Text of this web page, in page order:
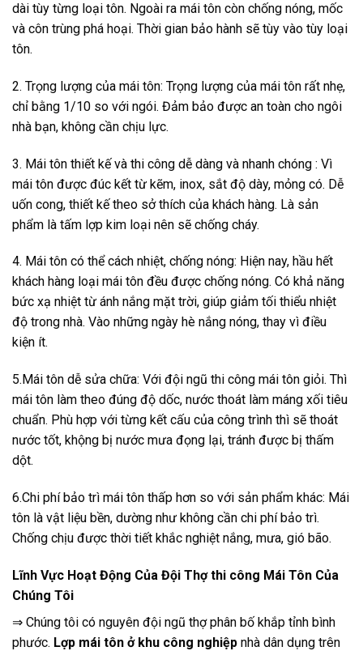
dài tùy từng loại tôn. Ngoài ra mái tôn còn chống nóng, mốc
và côn trùng phá hoại. Thời gian bảo hành sẽ tùy vào tùy loại
tôn.
2. Trọng lượng của mái tôn: Trọng lượng của mái tôn rất nhẹ,
chỉ bằng 1/10 so với ngói. Đảm bảo được an toàn cho ngôi
nhà bạn, không cần chịu lực.
3. Mái tôn thiết kế và thi công dễ dàng và nhanh chóng : Vì
mái tôn được đúc kết từ kẽm, inox, sắt độ dày, mỏng có. Dễ
uốn cong, thiết kế theo sở thích của khách hàng. Là sản
phẩm là tấm lợp kim loại nên sẽ chống cháy.
4. Mái tôn có thể cách nhiệt, chống nóng: Hiện nay, hầu hết
khách hàng loại mái tôn đều được chống nóng. Có khả năng
bức xạ nhiệt từ ánh nắng mặt trời, giúp giảm tối thiểu nhiệt
độ trong nhà. Vào những ngày hè nắng nóng, thay vì điều
kiện ít.
5.Mái tôn dễ sửa chữa: Với đội ngũ thi công mái tôn giỏi. Thì
mái tôn làm theo đúng độ dốc, nước thoát làm máng xối tiêu
chuẩn. Phù hợp với từng kết cấu của công trình thì sẽ thoát
nước tốt, khộng bị nước mưa đọng lại, tránh được bị thấm
dột.
6.Chi phí bảo trì mái tôn thấp hơn so với sản phẩm khác: Mái
tôn là vật liệu bền, dường như không cần chi phí bảo trì.
Chống chịu được thời tiết khắc nghiệt nắng, mưa, gió bão.
Lĩnh Vực Hoạt Động Của Đội Thợ thi công Mái Tôn Của
Chúng Tôi
⇒ Chúng tôi có nguyên đội ngũ thợ phân bố khắp tỉnh bình
phước. Lợp mái tôn ở khu công nghiệp nhà dân dụng trên